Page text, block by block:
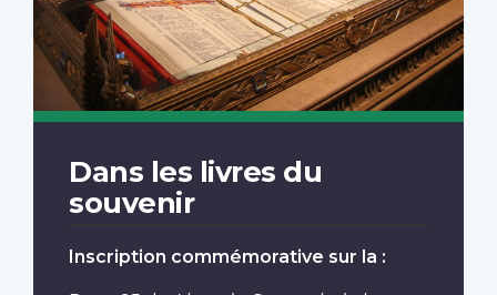
Dans les livres du
souvenir
Inscription commémorative sur la :